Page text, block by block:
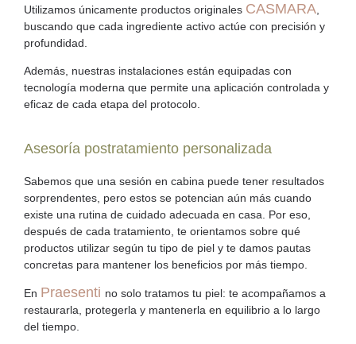
Utilizamos únicamente productos originales CASMARA
buscando que cada ingrediente activo actúe con precisión y
profundidad.
Además, nuestras instalaciones están equipadas con
tecnología moderna que permite una aplicación controlada y
eficaz de cada etapa del protocolo.
Asesoría postratamiento personalizada
Sabemos que una sesión en cabina puede tener resultados
sorprendentes, pero estos se potencian aún más cuando
existe una rutina de cuidado adecuada en casa . Por eso,
después de cada tratamiento, te orientamos sobre qué
productos utilizar según tu tipo de piel y te damos pautas
concretas para mantener los beneficios por más tiempo.
En Praesenti no solo tratamos tu piel: te acompañamos a
restaurarla, protegerla y mantenerla en equilibrio a lo largo
del tiempo.